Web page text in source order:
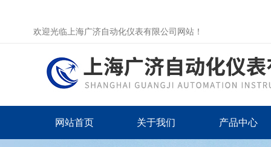
欢迎光临上海广济自动化仪表有限公司网站！
网站首页 关于我们 产品中心